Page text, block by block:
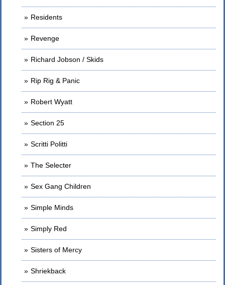
Residents
Revenge
Richard Jobson / Skids
Rip Rig & Panic
Robert Wyatt
Section 25
Scritti Politti
The Selecter
Sex Gang Children
Simple Minds
Simply Red
Sisters of Mercy
Shriekback